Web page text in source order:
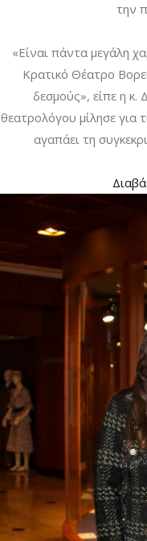
την
«Είναι πάντα μεγάλη
Κρατικό Θέατρο
δεσμούς», είπε η κ.
θεατρολόγου μίλησε για
αγαπάει τη